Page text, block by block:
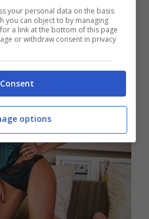
your personal data on the basis
you can object to by managing
a link at the bottom of this page
or withdraw consent in privacy
Consent
options